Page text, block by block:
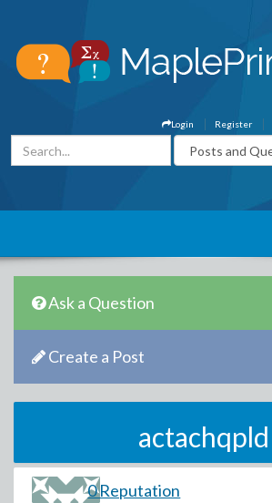
Register
Login
Ask a Question
Create a Post
actachqpld
0 Reputation